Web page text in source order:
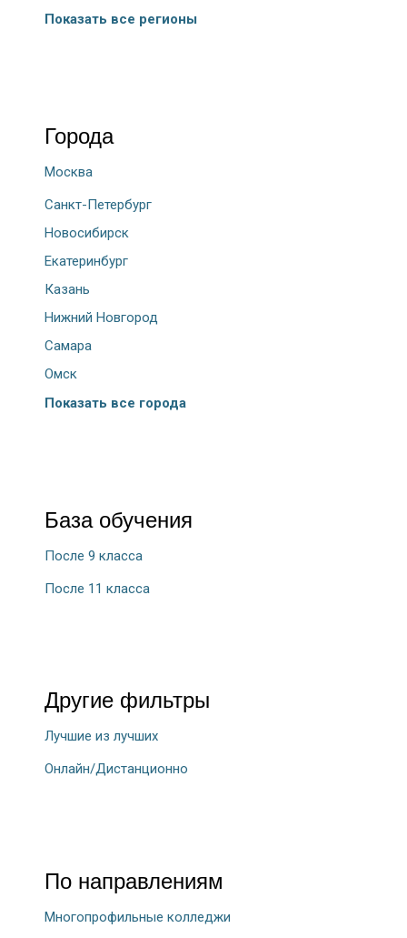
Показать все регионы
Города
Москва
Санкт-Петербург
Новосибирск
Екатеринбург
Казань
Нижний Новгород
Самара
Омск
Показать все города
База обучения
После 9 класса
После 11 класса
Другие фильтры
Лучшие из лучших
Онлайн/Дистанционно
По направлениям
Многопрофильные колледжи